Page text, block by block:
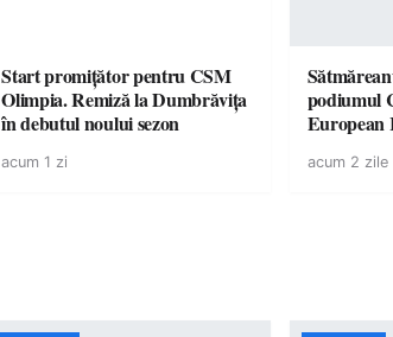
Start promițător pentru CSM
Olimpia. Remiză la Dumbrăvița
în debutul noului sezon
acum 1 zi
podiumul
European
Räikkönen
acum 2 zile